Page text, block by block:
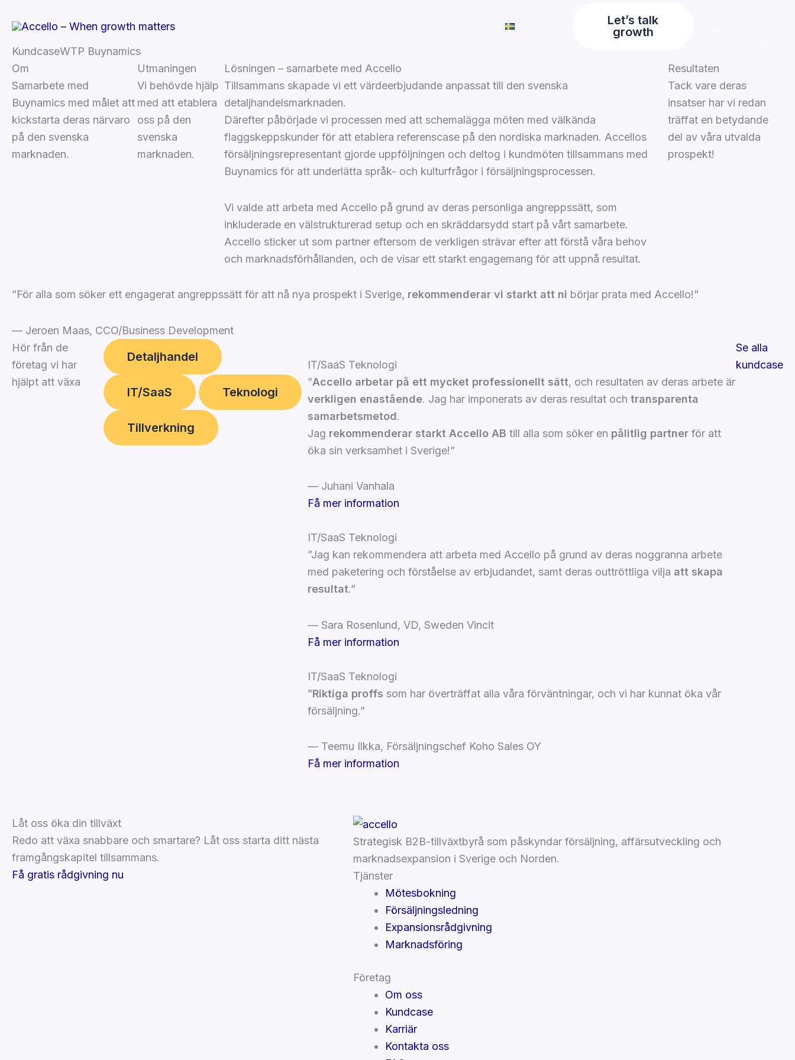
Let’s talk
growth
KundcaseWTP Buynamics
Om
Samarbete med
Buynamics med målet att
kickstarta deras närvaro
på den svenska
marknaden.
Utmaningen
Vi behövde hjälp
med att etablera
oss på den
svenska
marknaden.
Lösningen – samarbete med Accello
Tillsammans skapade vi ett värdeerbjudande anpassat till den svenska
detaljhandelsmarknaden.
Därefter påbörjade vi processen med att schemalägga möten med välkända
flaggskeppskunder för att etablera referenscase på den nordiska marknaden. Accellos
försäljningsrepresentant gjorde uppföljningen och deltog i kundmöten tillsammans med
Buynamics för att underlätta språk- och kulturfrågor i försäljningsprocessen.
Vi valde att arbeta med Accello på grund av deras personliga angreppssätt, som
inkluderade en välstrukturerad setup och en skräddarsydd start på vårt samarbete.
Accello sticker ut som partner eftersom de verkligen strävar efter att förstå våra behov
och marknadsförhållanden, och de visar ett starkt engagemang för att uppnå resultat.
Resultaten
Tack vare deras
insatser har vi redan
träffat en betydande
del av våra utvalda
prospekt!
”För alla som söker ett engagerat angreppssätt för att nå nya prospekt i Sverige, rekommenderar vi starkt att ni börjar prata med Accello!”
— Jeroen Maas, CCO/Business Development
Hör från de
företag vi har
hjälpt att växa
Detaljhandel
IT/SaaS Teknologi
Tillverkning
IT/SaaS Teknologi
”Accello arbetar på ett mycket professionellt sätt, och resultaten av deras arbete är
verkligen enastående. Jag har imponerats av deras resultat och transparenta
samarbetsmetod.
Jag rekommenderar starkt Accello AB till alla som söker en pålitlig partnerför att
öka sin verksamhet i Sverige!”
— Juhani Vanhala
Få mer information
IT/SaaS Teknologi
”Jag kan rekommendera att arbeta med Accello på grund av deras noggranna arbete
med paketering och förståelse av erbjudandet, samt deras outtröttliga vilja att skapa
resultat.”
— Sara Rosenlund, VD, Sweden Vincit
Få mer information
IT/SaaS Teknologi
”Riktiga proffs som har överträffat alla våra förväntningar, och vi har kunnat öka vår
försäljning.”
— Teemu Ilkka, Försäljningschef Koho Sales OY
Få mer information
Se alla
kundcase
Låt oss öka din tillväxt
Redo att växa snabbare och smartare? Låt oss starta ditt nästa
framgångskapitel tillsammans.
Få gratis rådgivning nu
Strategisk B2B-tillväxtbyrå som påskyndar försäljning, affärsutveckling och
marknadsexpansion i Sverige och Norden.
Tjänster
Mötesbokning
Försäljningsledning
Expansionsrådgivning
Marknadsföring
Företag
Om oss
Kundcase
Karriär
Kontakta oss